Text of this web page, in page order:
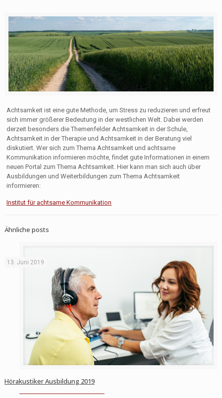
Achtsamkeit ist eine gute Methode, um Stress zu reduzieren und erfreut
sich immer größerer Bedeutung in der westlichen Welt. Dabei werden
derzeit besonders die Themenfelder Achtsamkeit in der Schule,
Achtsamkeit in der Therapie und Achtsamkeit in der Beratung viel
diskutiert. Wer sich zum Thema Achtsamkeit und achtsame
Kommunikation informieren möchte, findet gute Informationen in einem
neuen Portal zum Thema Achtsamkeit. Hier kann man sich auch über
Ausbildungen und Weiterbildungen zum Thema Achtsamkeit
informieren:
Institut für achtsame Kommunikation
Ähnliche posts
13. Juni 2019
Hörakustiker Ausbildung 2019